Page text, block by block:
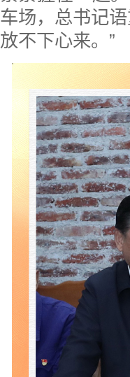
车场，总书记
放不下心来。”